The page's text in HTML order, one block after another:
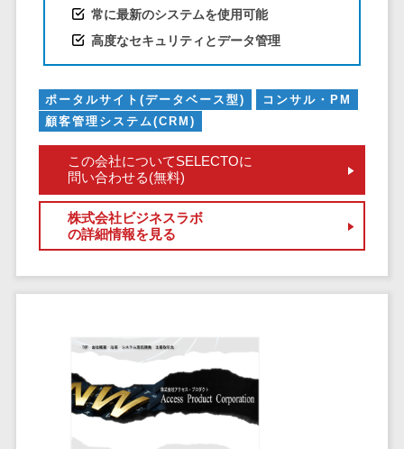
農業支援システム>
その他業務支援サービス>
データ分析・活用
音声データ活用>
議事録作成ツール>
テキストマイニングツール>
VOC分析ツール>
AI翻訳サービス>
データ化サービス>
画像解析・画像検査>
ィ・脆弱性診断
ペネトレーシ
ョンテスト
標的型攻撃メ
ール訓練サービ
認証システム
テム
ラ
メール・ファ
イル無害化
サンドボック
常に最新のシステムを使用可能
高度なセキュリティとデータ管理
ポータルサイト(データベース型)
コンサル・PM
顧客管理システム(CRM)
この会社についてSELECTOに
問い合わせる(無料)
株式会社ビジネスラボ
の詳細情報を見る